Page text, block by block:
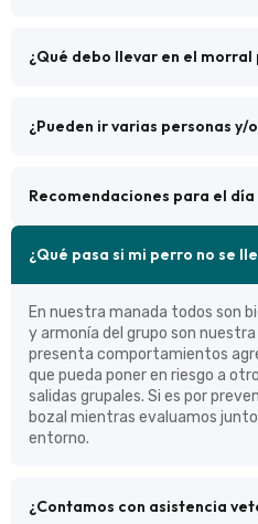
¿Qué debo llevar en el
¿Pueden ir varias personas y/
Recomendaciones para el
¿Qué pasa si mi perro no se
En nuestra manada todos son
y armonía del grupo son
presenta comportamientos
que pueda poner en riesgo a
salidas grupales. Si es por
bozal mientras evaluamos
entorno.
¿Contamos con asistencia